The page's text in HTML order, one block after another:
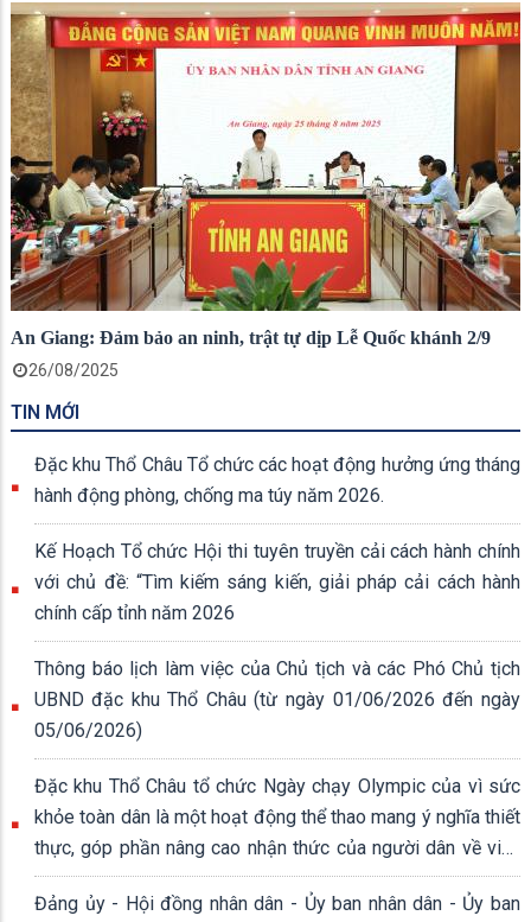
An Giang: Đảm bảo an ninh, trật tự dịp Lễ Quốc khánh 2/9
26/08/2025
TIN MỚI
Đặc khu Thổ Châu Tổ chức các hoạt động hưởng ứng tháng
hành động phòng, chống ma túy năm 2026.
Kế Hoạch Tổ chức Hội thi tuyên truyền cải cách hành chính
với chủ đề: “Tìm kiếm sáng kiến, giải pháp cải cách hành
chính cấp tỉnh năm 2026
Thông báo lịch làm việc của Chủ tịch và các Phó Chủ tịch
UBND đặc khu Thổ Châu (từ ngày 01/06/2026 đến ngày
05/06/2026)
Đặc khu Thổ Châu tổ chức Ngày chạy Olympic của vì sức
khỏe toàn dân là một hoạt động thể thao mang ý nghĩa thiết
thực, góp phần nâng cao nhận thức của người dân về việc
rèn luyện thân thể, xây dựng lối sống lành mạnh.
Đảng ủy - Hội đồng nhân dân - Ủy ban nhân dân - Ủy ban